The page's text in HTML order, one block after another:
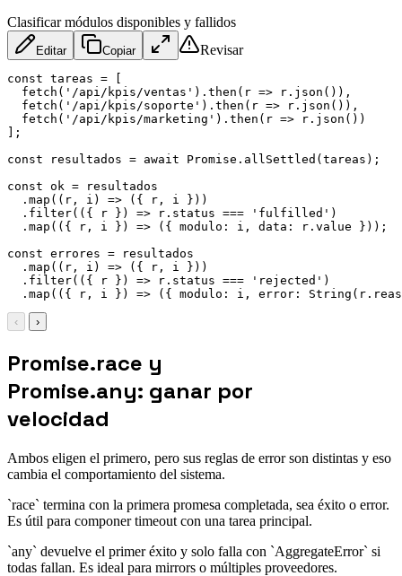
Clasificar módulos disponibles y fallidos
Editar Copiar Revisar
const tareas =
[
fetch ( '/api/kpis/ventas' ) . then ( r => r . json ( ) ) ,
fetch ( '/api/kpis/soporte' ) . then ( r => r . json ( ) ) ,
fetch ( '/api/kpis/marketing' ) . then ( r => r . json ( ) )
] ;
const resultados = await Promise . allSettled (tareas ) ;
const ok = resultados
. map ( ( r , i ) => ( { r , i } ) )
. filter( ( { r } ) => r . status === 'fulfilled' )
. map ( ( { r , i } ) => ( { modulo : i , data : r . value } ) ) ;
const errores = resultados
. map ( ( r , i ) => ( { r , i } ) )
. filter( ( { r } ) => r . status === 'rejected' )
. map ( ( { r , i } ) => ( { modulo : i , error : String ( r .
‹ ›
Promise.race y
Promise.any: ganar por
velocidad
Ambos eligen el primero, pero sus reglas de error son distintas y eso
cambia el comportamiento del sistema.
`race` termina con la primera promesa completada, sea éxito o error.
Es útil para componer timeout con una tarea principal.
`any` devuelve el primer éxito y solo falla con `AggregateError` si
todas fallan. Es ideal para mirrors o múltiples proveedores.